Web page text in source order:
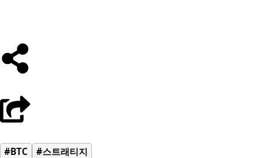
#BTC #스트래티지